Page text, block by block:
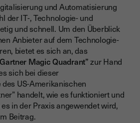
Garter Magic Quadrant?
ist der Gartner Magic Quadrant so
und Automatisierung
der IT-, Technologie- und
und schnell. Um den Überblick
Anbieter auf dem Technologie-
bietet es sich an, das
Magic Quadrant”zur Hand
sich bei dieser
US-Amerikanischen
handelt, wie es funktioniert und
in der Praxis angewendet wird,
Beitrag.